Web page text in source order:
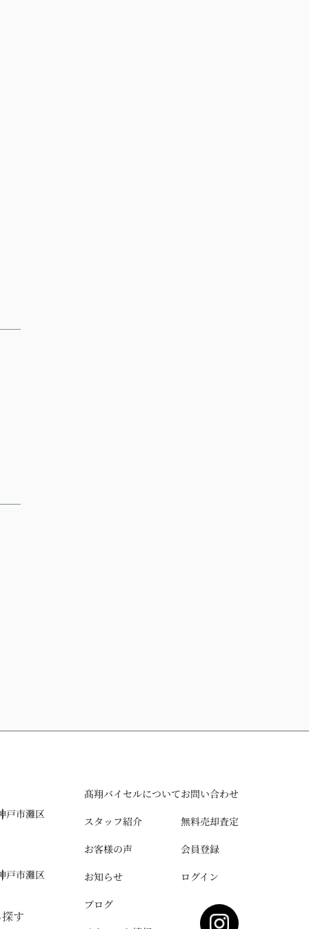
戸市灘区
戸市灘区
す
髙翔バイセルについて
スタッフ紹介
お客様の声
お知らせ
ブログ
お問い合わせ
無料売却査定
会員登録
ログイン